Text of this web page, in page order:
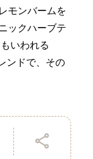
モンバームを
ックハーブテ
いわれる
ンドで、その